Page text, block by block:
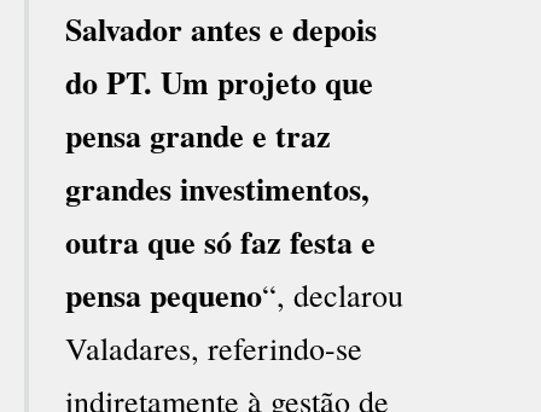
Salvador antes e depois
do PT. Um projeto que
pensa grande e traz
grandes investimentos,
outra que só faz festa e
pensa pequeno“, declarou
Valadares, referindo-se
indiretamente à gestão de